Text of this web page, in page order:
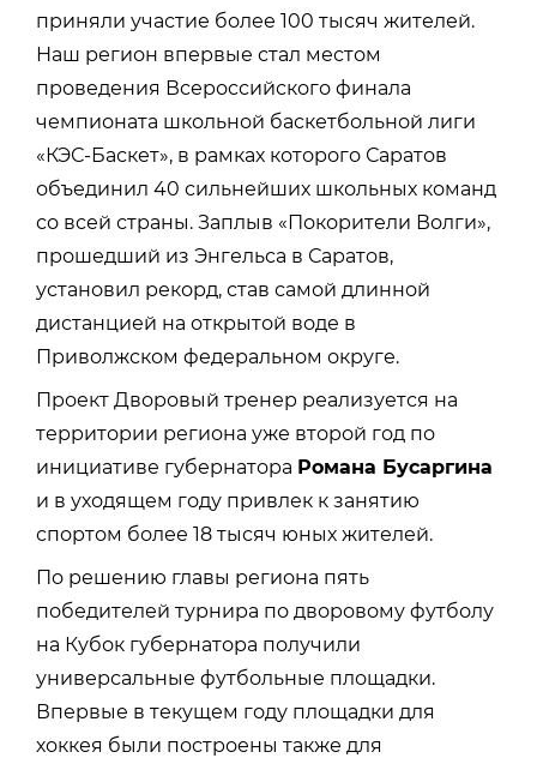
приняли участие более 100 тысяч жителей.
Наш регион впервые стал местом
проведения Всероссийского финала
чемпионата школьной баскетбольной лиги
«КЭС-Баскет», в рамках которого Саратов
объединил 40 сильнейших школьных команд
со всей страны. Заплыв «Покорители Волги»,
прошедший из Энгельса в Саратов,
установил рекорд, став самой длинной
дистанцией на открытой воде в
Приволжском федеральном округе.
Проект Дворовый тренер реализуется на
территории региона уже второй год по
инициативе губернатора Романа Бусаргина
и в уходящем году привлек к занятию
спортом более 18 тысяч юных жителей.
По решению главы региона пять
победителей турнира по дворовому футболу
на Кубок губернатора получили
универсальные футбольные площадки.
Впервые в текущем году площадки для
хоккея были построены также для